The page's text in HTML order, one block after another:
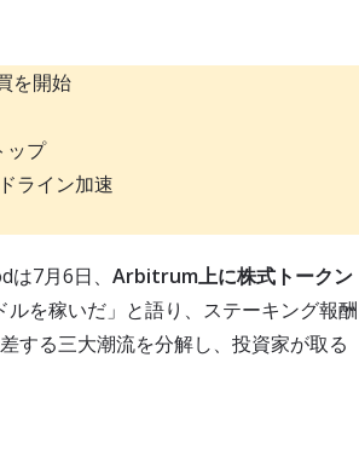
を開始
ップ
ライン加速
7月6日、 Arbitrum上に株式トークン
を稼いだ」と語り、ステーキング報酬
する三大潮流を分解し、投資家が取る